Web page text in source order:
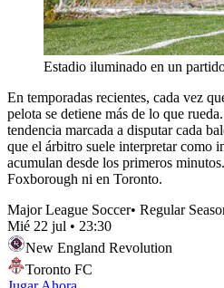
Estadio iluminado en un
En temporadas recientes, cada vez
pelota se detiene más de lo que
tendencia marcada a disputar cada
que el árbitro suele interpretar como
acumulan desde los primeros
Foxborough ni en Toronto.
Major League Soccer• Regular
Mié 22 jul • 23:30
New England Revolution
Toronto FC